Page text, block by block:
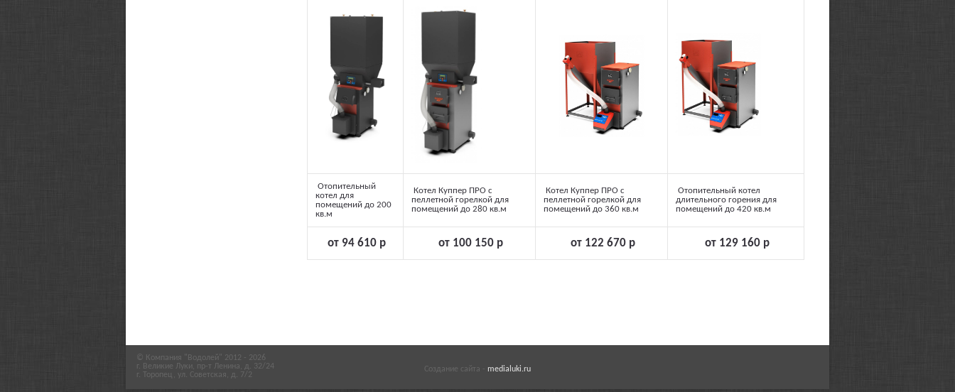
Отопительный
котел для
помещений до 200
кв.м
Котел Куппер ПРО с
пеллетной горелкой для
помещений до 280 кв.м
Котел Куппер ПРО с
пеллетной горелкой для
помещений до 360 кв.м
Отопительный котел
длительного горения для
помещений до 420 кв.м
от 94 610 р от 100 150 р от 122 670 р от 129 160 р
© Компания "Водолей" 2012 - 2026
г. Великие Луки, пр-т Ленина, д. 32/24
г. Торопец, ул. Советская, д. 7/2
Создание сайта - medialuki.ru